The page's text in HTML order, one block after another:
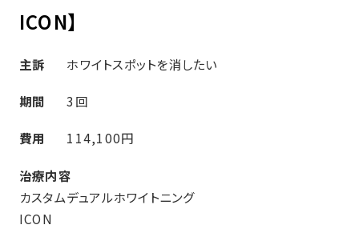
ICON】
主訴 ホワイトスポットを消したい
期間 3回
費用 114,100円
治療内容
カスタムデュアルホワイトニング
ICON